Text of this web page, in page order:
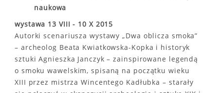
naukowa
wystawa 13 VIII - 10 X 2015
Autorki scenariusza wystawy „Dwa oblicza smoka”
– archeolog Beata Kwiatkowska-Kopka i historyk
sztuki Agnieszka Janczyk – zainspirowane legendą
o smoku wawelskim, spisaną na początku wieku
XIII przez mistrza Wincentego Kadłubka – starały